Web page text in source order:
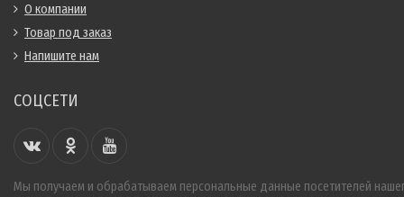
О компании
Товар под заказ
Напишите нам
СОЦСЕТИ
Мы получаем и обрабатываем персональные данные посетителей